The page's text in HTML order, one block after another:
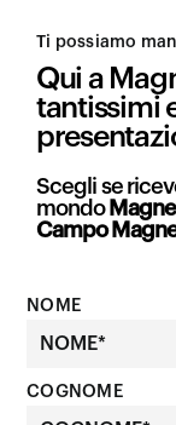
Ti possiamo
Qui a
tantissimi
Scegli se
mondo
Campo
NOME
COGNOME